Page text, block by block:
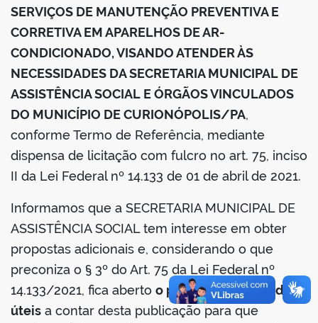
SERVIÇOS DE MANUTENÇÃO PREVENTIVA E
CORRETIVA EM APARELHOS DE AR-
CONDICIONADO, VISANDO ATENDER ÀS
NECESSIDADES DA SECRETARIA MUNICIPAL DE
ASSISTÊNCIA SOCIAL E ÓRGÃOS VINCULADOS
DO MUNICÍPIO DE CURIONÓPOLIS/PA,
conforme Termo de Referência, mediante
dispensa de licitação com fulcro no art. 75, inciso
II da Lei Federal nº 14.133 de 01 de abril de 2021.
Informamos que a SECRETARIA MUNICIPAL DE
ASSISTÊNCIA SOCIAL tem interesse em obter
propostas adicionais e, considerando o que
preconiza o § 3º do Art. 75 da Lei Federal nº
14.133/2021, fica aberto o prazo de 03 (três) dias
úteis a contar desta publicação para que